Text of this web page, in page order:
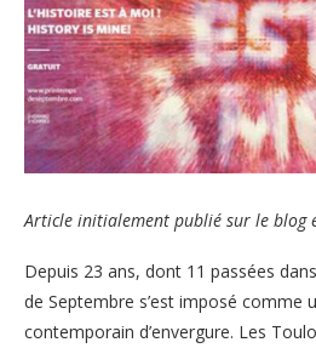
Article initialement publié sur le blog
Depuis 23 ans, dont 11 passées
de Septembre s’est imposé comme
contemporain d’envergure. Les